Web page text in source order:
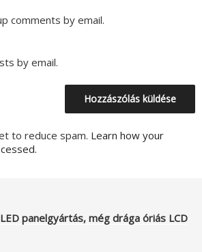
comments by email.
by email.
to reduce spam. Learn how your
panelgyártás, még drága óriás LCD